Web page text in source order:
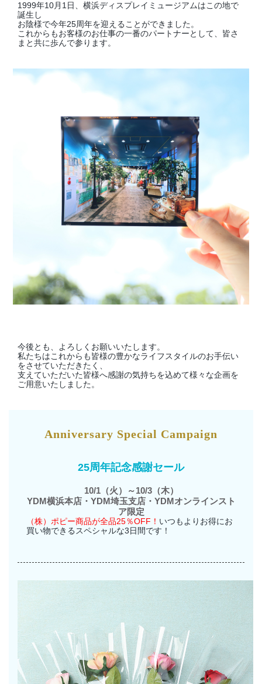
会社情報
採用情報
プライバシーポリシー
OFFICIAL SNS
1999年10月1日、横浜ディスプレイミュージアムはこの地で
誕生し
お陰様で今年25周年を迎えることができました。
これからもお客様のお仕事の一番のパートナーとして、皆さ
まと共に歩んで参ります。
今後とも、よろしくお願いいたします。
私たちはこれからも皆様の豊かなライフスタイルのお手伝い
をさせていただきたく、
支えていただいた皆様へ感謝の気持ちを込めて様々な企画を
ご用意いたしました。
Anniversary Special Campaign
25周年記念感謝セール
10/1（火）～10/3（木）
YDM横浜本店・YDM埼玉支店・YDMオンラインスト
ア限定
（株）ポピー商品が全品25％OFF！ いつもよりお得にお
買い物できるスペシャルな3日間です！